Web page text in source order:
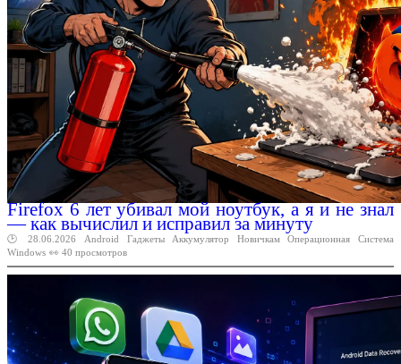
Firefox 6 лет убивал мой ноутбук, а я и не знал
— как вычислил и исправил за минуту
🕑 28.06.2026 Android Гаджеты Аккумулятор Новичкам Операционная
Система
Windows 👀 40 просмотров